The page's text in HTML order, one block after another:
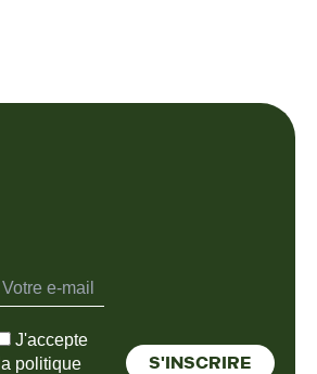
J'accepte
la politique